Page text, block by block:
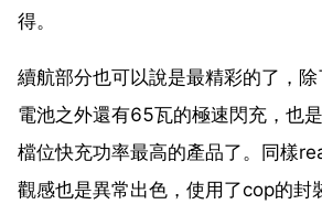
得。
續航部分也可以說是最精彩的了，
電池之外還有65瓦的極速閃充，也
檔位快充功率最高的產品了。同樣
觀感也是異常出色，使用了cop的封